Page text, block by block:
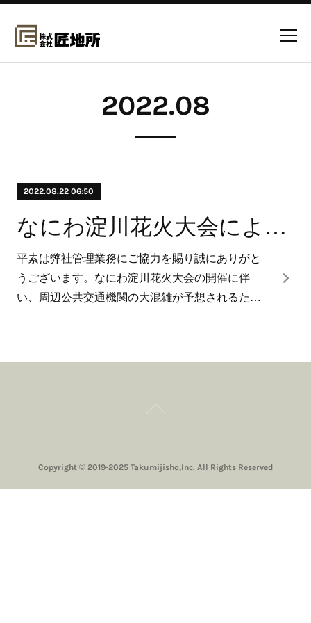
2022.08
2022.08.22 06:50
なにわ淀川花火大会による営業時間短縮について
平素は弊社管理業務にご協力を賜り誠にありがと
うございます。なにわ淀川花火大会の開催に伴
い、周辺公共交通機関の大混雑が予想されるた…
Copyright © 2019-2025 Takumijisho,Inc. All Rights Reserved